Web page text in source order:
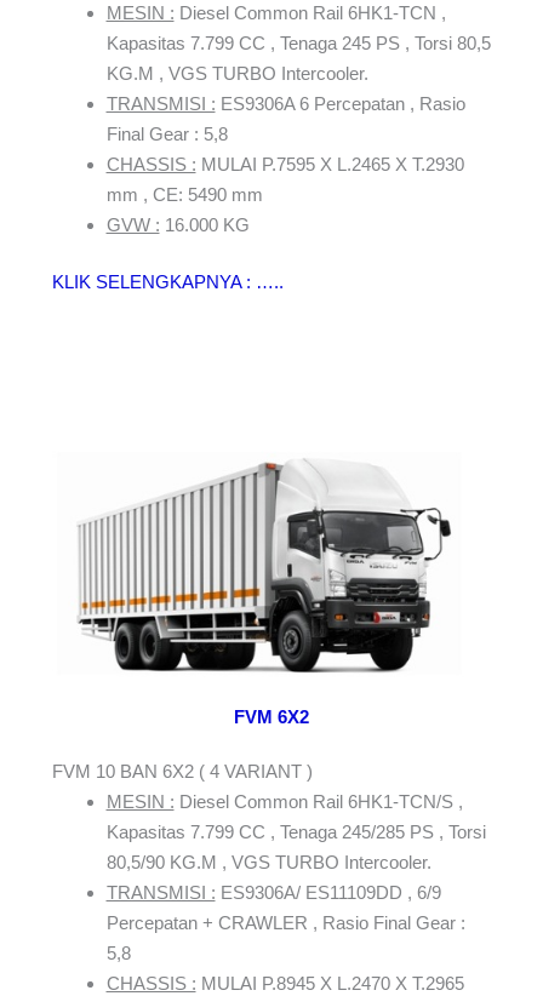
MESIN : Diesel Common Rail 6HK1-TCN ,
Kapasitas 7.799 CC , Tenaga 245 PS , Torsi 80,5
KG.M , VGS TURBO Intercooler.
TRANSMISI : ES9306A 6 Percepatan , Rasio
Final Gear : 5,8
CHASSIS : MULAI P.7595 X L.2465 X T.2930
mm , CE: 5490 mm
GVW : 16.000 KG
KLIK SELENGKAPNYA : …..
FVM 6X2
FVM 10 BAN 6X2 ( 4 VARIANT )
MESIN : Diesel Common Rail 6HK1-TCN/S ,
Kapasitas 7.799 CC , Tenaga 245/285 PS , Torsi
80,5/90 KG.M , VGS TURBO Intercooler.
TRANSMISI : ES9306A/ ES11109DD , 6/9
Percepatan + CRAWLER , Rasio Final Gear :
5,8
CHASSIS : MULAI P.8945 X L.2470 X T.2965